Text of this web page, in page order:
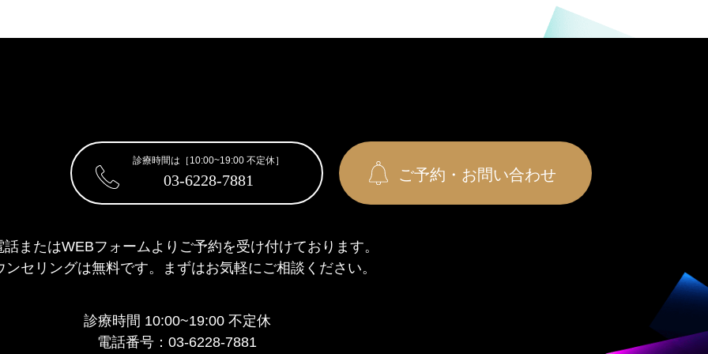
診療時間は［10:00~19:00 不定休］
03-6228-7881 ご予約・お問い合わせ
話またはWEBフォームより ご予約を受け付けております。
ンセリングは無料です。
まずはお気軽にご相談ください。
診療時間 10:00~19:00 不定休
電話番号：03-6228-7881